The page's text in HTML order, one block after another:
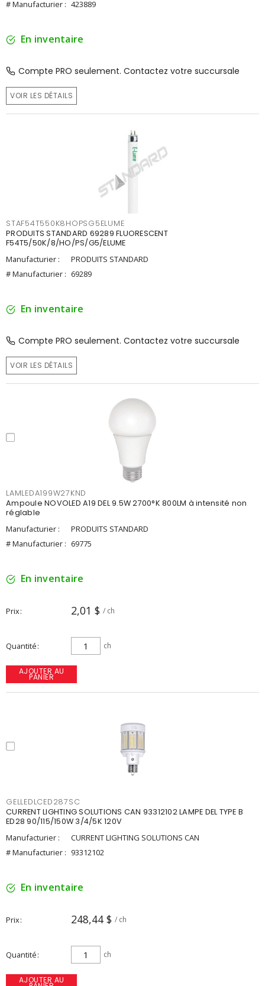
# Manufacturier : 423889
En inventaire
Compte PRO seulement. Contactez votre succursale
VOIR LES DÉTAILS
STAF54T550K8HOPSG5ELUME
PRODUITS STANDARD 69289 FLUORESCENT
F54T5/50K/8/HO/PS/G5/ELUME
Manufacturier :
PRODUITS STANDARD
# Manufacturier : 69289
En inventaire
Compte PRO seulement. Contactez votre succursale
VOIR LES DÉTAILS
LAMLEDA199W27KND
Ampoule NOVOLED A19 DEL 9.5W 2700°K 800LM à intensité non
réglable
Manufacturier :
PRODUITS STANDARD
# Manufacturier : 69775
En inventaire
Prix 2,01 $ / ch
Quantité ch
AJOUTER AU
PANIER
GELLEDLCED287SC
CURRENT LIGHTING SOLUTIONS CAN 93312102 LAMPE DEL TYPE B
ED28 90/115/150W 3/4/5K 120V
Manufacturier :
CURRENT LIGHTING SOLUTIONS CAN
# Manufacturier : 93312102
En inventaire
Prix 248,44 $ / ch
Quantité ch
AJOUTER AU